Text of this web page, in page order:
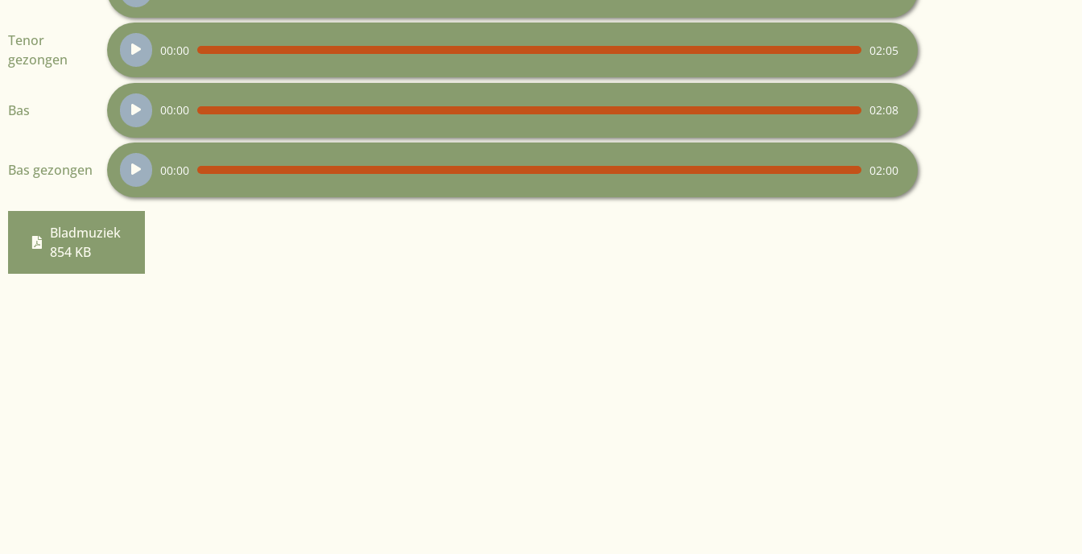
Tenor
gezongen
Audiospeler
00:00 02:05
Bas
Audiospeler
00:00 02:08
Bas gezongen
Audiospeler
00:00 02:00
Bladmuziek
854 KB